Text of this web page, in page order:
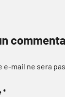
e-mail ne sera
*